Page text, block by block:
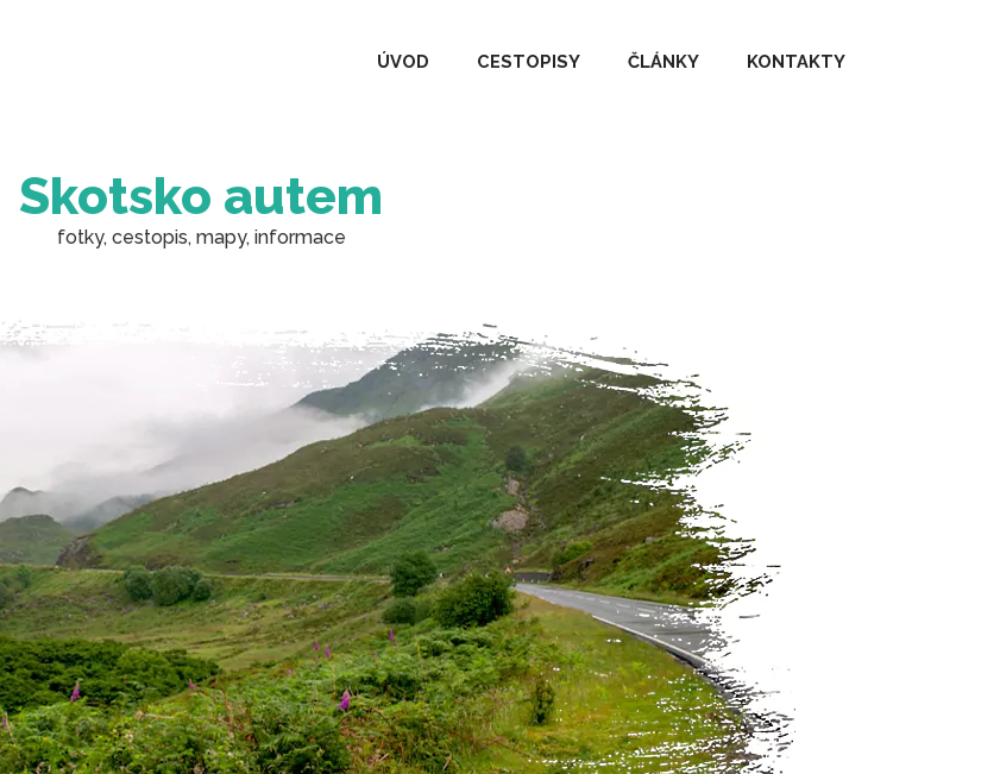
ÚVOD CESTOPISY ČLÁNKY KONTAKTY
Skotsko autem
fotky, cestopis, mapy, informace